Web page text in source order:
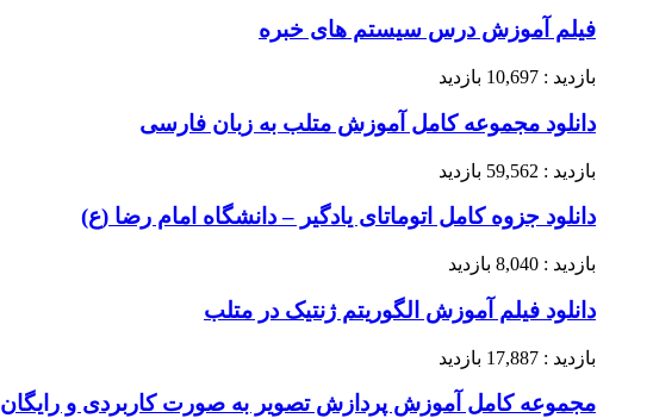
فیلم آموزش درس سیستم های خبره
بازدید : 10,697 بازدید
دانلود مجموعه کامل آموزش متلب به زبان فارسی
بازدید : 59,562 بازدید
دانلود جزوه کامل اتوماتای یادگیر – دانشگاه امام رضا (ع)
بازدید : 8,040 بازدید
دانلود فیلم آموزش الگوریتم ژنتیک در متلب
بازدید : 17,887 بازدید
مجموعه کامل آموزش پردازش تصویر به صورت کاربردی و رایگان